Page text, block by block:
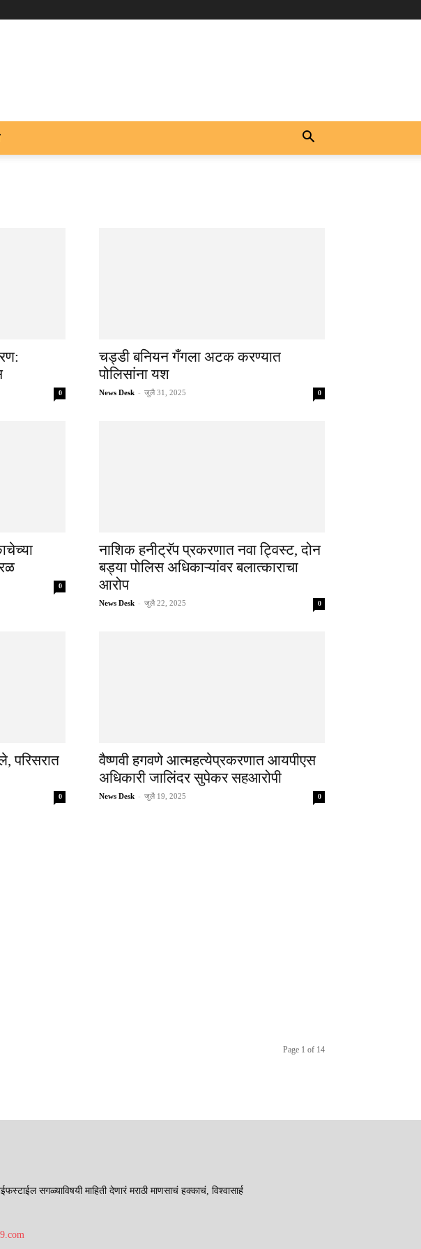
0
चड्डी बनियन गँगला अटक करण्यात
पोलिसांना यश
News Desk - जुलै 31, 2025 0
0
नाशिक हनीट्रॅप प्रकरणात नवा ट्विस्ट, दोन
बड्या पोलिस अधिकाऱ्यांवर बलात्काराचा
आरोप
News Desk - जुलै 22, 2025 0
परिसरात
0
वैष्णवी हगवणे आत्महत्येप्रकरणात आयपीएस
अधिकारी जालिंदर सुपेकर सहआरोपी
News Desk - जुलै 19, 2025 0
Page 1 of 14
सगळ्याविषयी माहिती देणारं मराठी माणसाचं हक्काचं, विश्वासार्ह